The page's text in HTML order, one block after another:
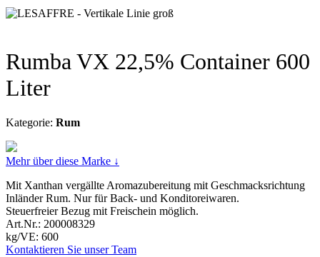
Rumba VX 22,5% Container 600
Liter
Kategorie: Rum
Mehr über diese Marke ↓
Mit Xanthan vergällte Aromazubereitung mit Geschmacksrichtung
Inländer Rum. Nur für Back- und Konditoreiwaren.
Steuerfreier Bezug mit Freischein möglich.
Art.Nr.: 200008329
kg/VE: 600
Kontaktieren Sie unser Team